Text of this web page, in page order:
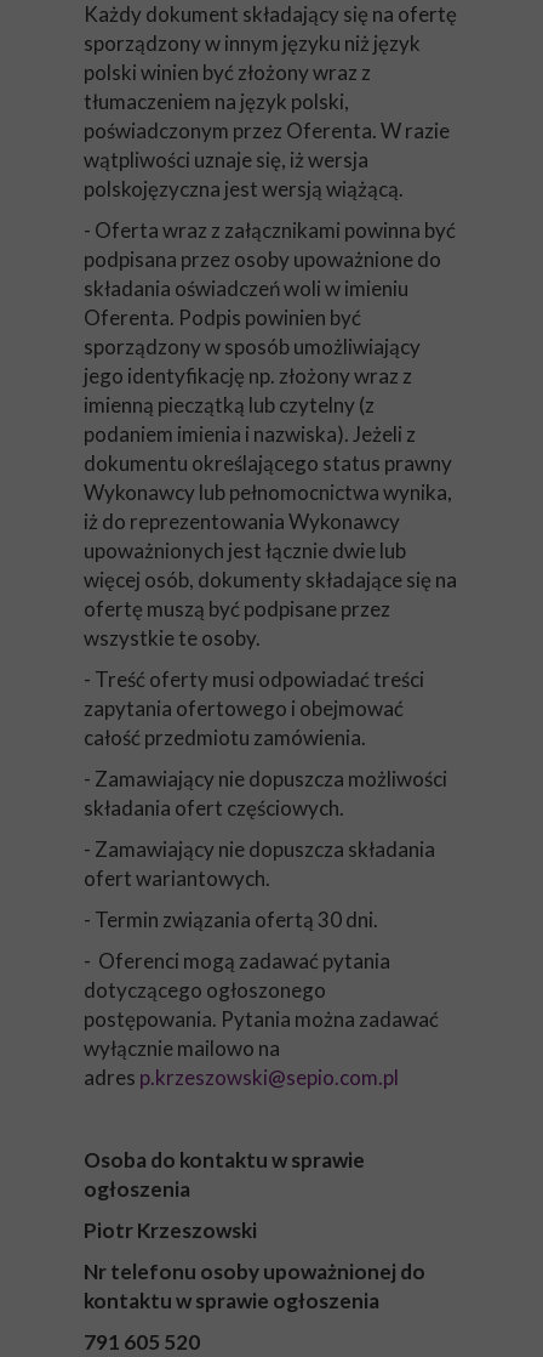
Każdy dokument składający się na ofertę
sporządzony w innym języku niż język
polski winien być złożony wraz z
tłumaczeniem na język polski,
poświadczonym przez Oferenta. W razie
wątpliwości uznaje się, iż wersja
polskojęzyczna jest wersją wiążącą.
- Oferta wraz z załącznikami powinna być
podpisana przez osoby upoważnione do
składania oświadczeń woli w imieniu
Oferenta. Podpis powinien być
sporządzony w sposób umożliwiający
jego identyfikację np. złożony wraz z
imienną pieczątką lub czytelny (z
podaniem imienia i nazwiska). Jeżeli z
dokumentu określającego status prawny
Wykonawcy lub pełnomocnictwa wynika,
iż do reprezentowania Wykonawcy
upoważnionych jest łącznie dwie lub
więcej osób, dokumenty składające się na
ofertę muszą być podpisane przez
wszystkie te osoby.
- Treść oferty musi odpowiadać treści
zapytania ofertowego i obejmować
całość przedmiotu zamówienia.
- Zamawiający nie dopuszcza możliwości
składania ofert częściowych.
- Zamawiający nie dopuszcza składania
ofert wariantowych.
- Termin związania ofertą 30 dni.
- Oferenci mogą zadawać pytania
dotyczącego ogłoszonego
postępowania. Pytania można zadawać
wyłącznie mailowo na
adres p.krzeszowski@sepio.com.pl
Osoba do kontaktu w sprawie
ogłoszenia
Piotr Krzeszowski
Nr telefonu osoby upoważnionej do
kontaktu w sprawie ogłoszenia
791 605 520